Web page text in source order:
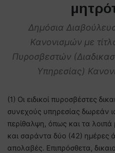
Δημόσια
Κανονισμών με
Πυροσβεστών
Υπηρεσίας)
(1) Οι ειδικοί πυροσβέστες
συνεχούς υπηρεσίας δωρεάν
περίθαλψη, όπως και τα
και σαράντα δύο (42) ημέρες
απολαβές. Επιπρόσθετα,